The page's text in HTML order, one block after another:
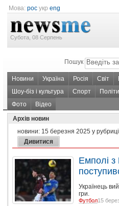
Мова: рос укр eng
Субота, 08 Серпень
Пошук
Новини Україна Росія Світ
Шоу-біз і культура
Спорт
Фото
Відео
Архів новин
новини: 15 березня 2025 у
Емполі
Українець
гри.
Футбол15